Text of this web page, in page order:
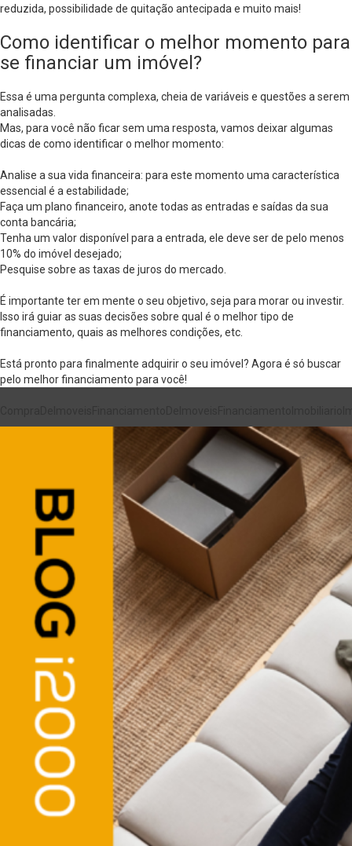
reduzida, possibilidade de quitação antecipada e muito mais!
Como identificar o melhor momento para
se financiar um imóvel?
Essa é uma pergunta complexa, cheia de variáveis e questões a serem
analisadas.
Mas, para você não ficar sem uma resposta, vamos deixar algumas
dicas de como identificar o melhor momento:
Analise a sua vida financeira: para este momento uma característica
essencial é a estabilidade;
Faça um plano financeiro, anote todas as entradas e saídas da sua
conta bancária;
Tenha um valor disponível para a entrada, ele deve ser de pelo menos
10% do imóvel desejado;
Pesquise sobre as taxas de juros do mercado.
É importante ter em mente o seu objetivo, seja para morar ou investir.
Isso irá guiar as suas decisões sobre qual é o melhor tipo de
financiamento, quais as melhores condições, etc.
Está pronto para finalmente adquirir o seu imóvel? Agora é só buscar
pelo melhor financiamento para você!